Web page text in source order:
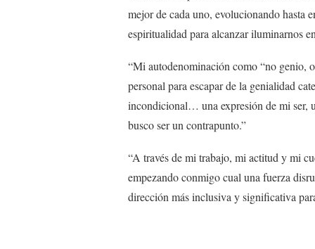
mejor de cada uno, evolucionando hasta
espiritualidad para alcanzar iluminarnos
“Mi autodenominación como “no genio,
personal para escapar de la genialidad
incondicional… una expresión de mi ser,
busco ser un contrapunto.”
“A través de mi trabajo, mi actitud y mi
empezando conmigo cual una fuerza
dirección más inclusiva y significativa